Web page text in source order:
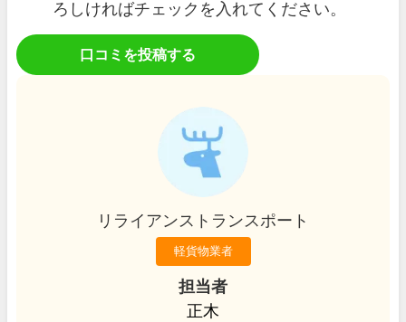
ろしければチェックを入れてください。
口コミを投稿する
リライアンストランスポート
軽貨物業者
担当者
正木